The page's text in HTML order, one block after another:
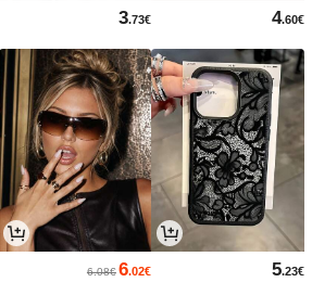
4.60€
3.73€
5.23€
6.02€
6.08€